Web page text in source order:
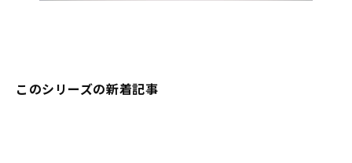
このシリーズの新着記事